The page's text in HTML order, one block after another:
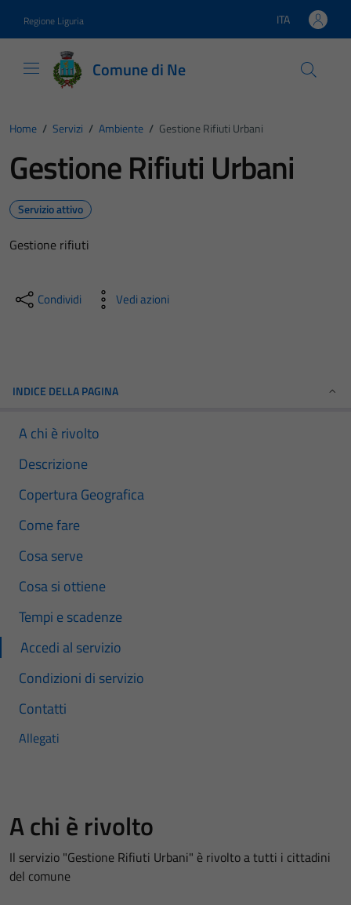
Regione Liguria Lingua attiva:
ITA
Comune di Ne
Home / Servizi / Ambiente / Gestione Rifiuti Urbani
Gestione Rifiuti Urbani
Servizio attivo
Gestione rifiuti
Condividi Vedi azioni
INDICE DELLA PAGINA
A chi è rivolto
Descrizione
Copertura Geografica
Come fare
Cosa serve
Cosa si ottiene
Tempi e scadenze
Accedi al servizio
Condizioni di servizio
Contatti
Allegati
A chi è rivolto
Il servizio "Gestione Rifiuti Urbani" è rivolto a tutti i cittadini
del comune